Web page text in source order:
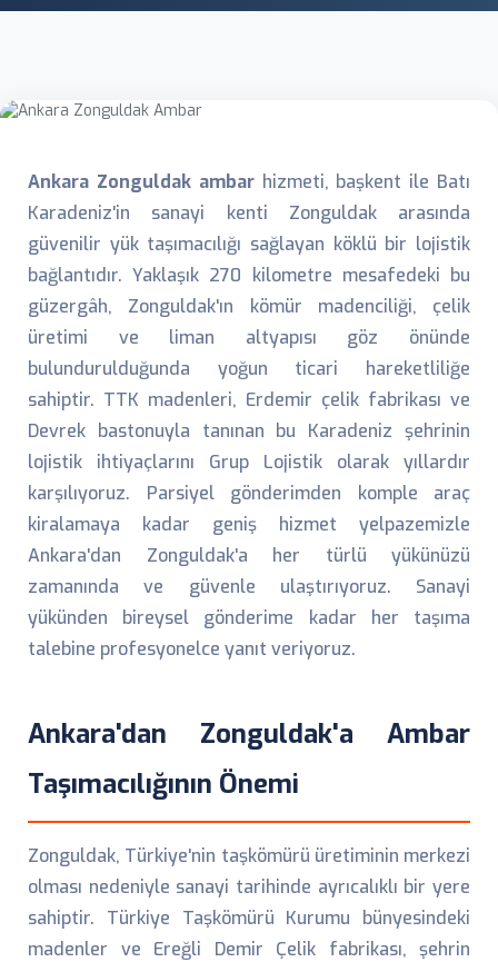
Ankara Zonguldak ambarhizmeti, başkent ile Batı
Karadeniz'in sanayi kenti Zonguldak arasında
güvenilir yük taşımacılığı sağlayan köklü bir lojistik
bağlantıdır. Yaklaşık 270 kilometre mesafedeki bu
güzergâh, Zonguldak'ın kömür madenciliği, çelik
üretimi ve liman altyapısı göz önünde
bulundurulduğunda yoğun ticari hareketliliğe
sahiptir. TTK madenleri, Erdemir çelik fabrikası ve
Devrek bastonuyla tanınan bu Karadeniz şehrinin
lojistik ihtiyaçlarını Grup Lojistik olarak yıllardır
karşılıyoruz. Parsiyel gönderimden komple araç
kiralamaya kadar geniş hizmet yelpazemizle
Ankara'dan Zonguldak'a her türlü yükünüzü
zamanında ve güvenle ulaştırıyoruz. Sanayi
yükünden bireysel gönderime kadar her taşıma
talebine profesyonelce yanıt veriyoruz.
Ankara'dan Zonguldak'a Ambar
Taşımacılığının Önemi
Zonguldak, Türkiye'nin taşkömürü üretiminin merkezi
olması nedeniyle sanayi tarihinde ayrıcalıklı bir yere
sahiptir. Türkiye Taşkömürü Kurumu bünyesindeki
madenler ve Ereğli Demir Çelik fabrikası, şehrin